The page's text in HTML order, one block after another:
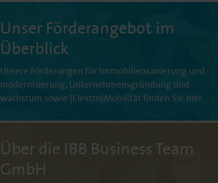
Unser Förderangebot im
Überblick
Unsere Förderungen für Immobiliensanierung und -
modernisierung, Unternehmensgründung und -
wachstum sowie (Elektro)Mobilität finden Sie hier.
Über die IBB Business Team
GmbH